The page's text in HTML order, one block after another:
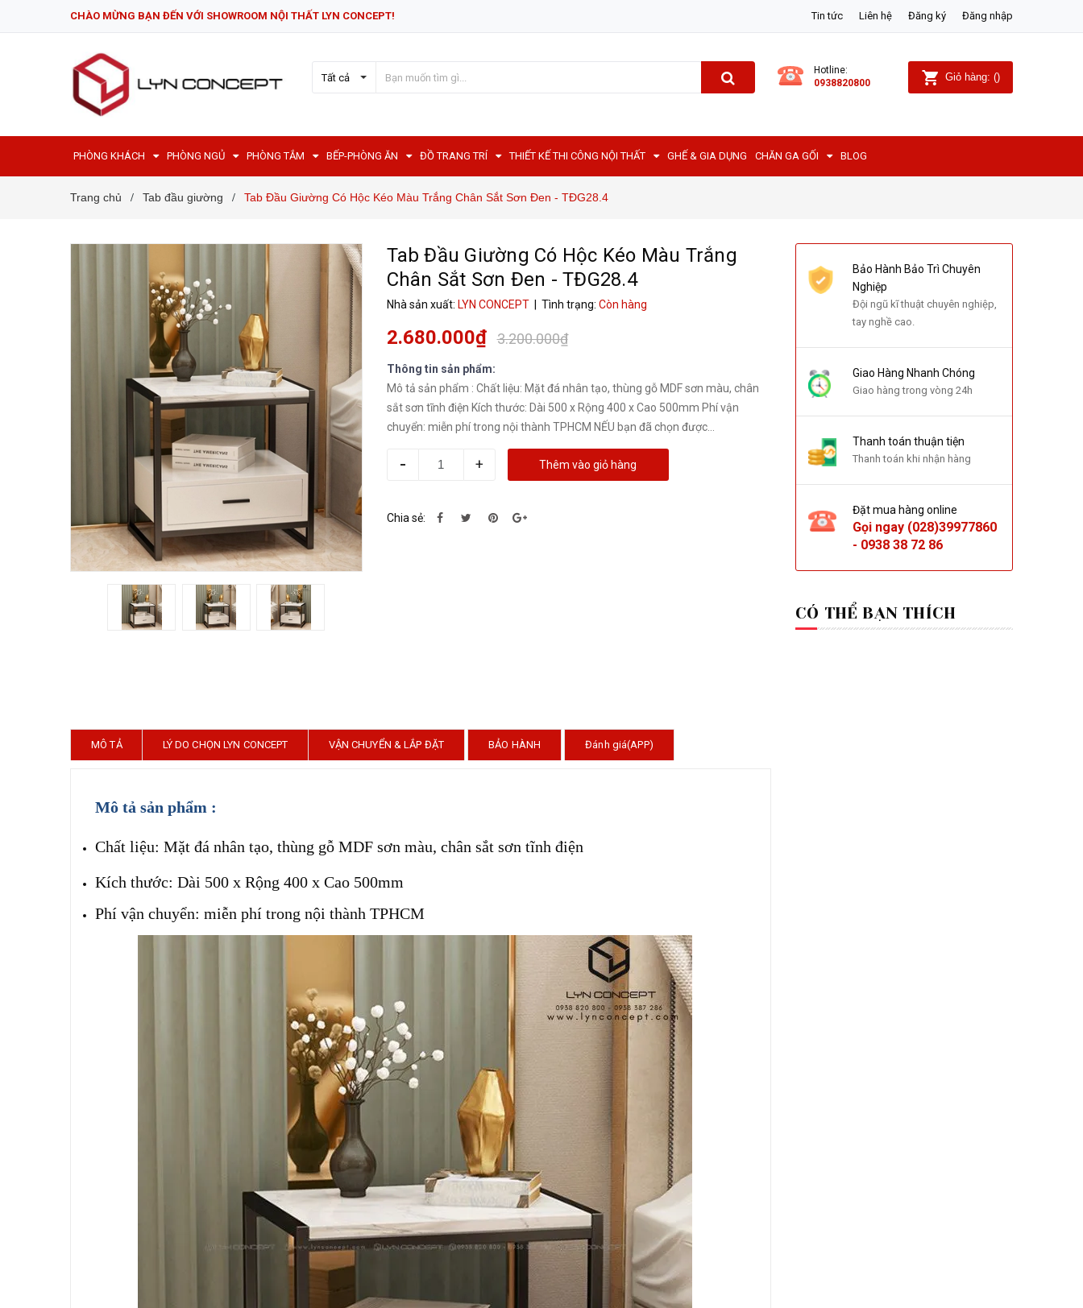
CHÀO MỪNG BẠN ĐẾN VỚI SHOWROOM NỘI THẤT LYN CONCEPT! Tin tức Liên hệ Đăng ký Đăng nhập
Tất cả
Hotline:
0938820800
Giỏ hàng: ()
PHÒNG KHÁCH PHÒNG NGỦ PHÒNG TẮM BẾP-PHÒNG ĂN ĐỒ TRANG TRÍ THIẾT KẾ THI CÔNG NỘI THẤT GHẾ & GIA DỤNG CHĂN GA GỐI BLOG
Trang chủ / Tab đầu giường / Tab Đầu Giường Có Hộc Kéo Màu Trắng Chân Sắt Sơn Đen - TĐG28.4
Tab Đầu Giường Có Hộc Kéo Màu Trắng
Chân Sắt Sơn Đen - TĐG28.4
Nhà sản xuất: LYN CONCEPT | Tình trạng: Còn hàng
2.680.000₫ 3.200.000₫
Thông tin sản phẩm:
Mô tả sản phẩm : Chất liệu: Mặt đá nhân tạo, thùng gỗ MDF sơn màu, chân
sắt sơn tĩnh điện Kích thước: Dài 500 x Rộng 400 x Cao 500mm Phí vận
chuyển: miễn phí trong nội thành TPHCM NẾU bạn đã chọn được...
- + Thêm vào giỏ hàng
Chia sẻ:
MÔ TẢ LÝ DO CHỌN LYN CONCEPT VẬN CHUYỂN & LẮP ĐẶT BẢO HÀNH Đánh giá(APP)
Mô tả sản phẩm :
Chất liệu: Mặt đá nhân tạo, thùng gỗ MDF sơn màu, chân sắt sơn tĩnh điện
Kích thước: Dài 500 x Rộng 400 x Cao 500mm
Phí vận chuyển: miễn phí trong nội thành TPHCM
Bảo Hành Bảo Trì Chuyên
Nghiệp
Đội ngũ kĩ thuật chuyên nghiệp,
tay nghề cao.
Giao Hàng Nhanh Chóng
Giao hàng trong vòng 24h
Thanh toán thuận tiện
Thanh toán khi nhận hàng
Đặt mua hàng online
Gọi ngay (028)39977860
- 0938 38 72 86
CÓ THỂ BẠN THÍCH